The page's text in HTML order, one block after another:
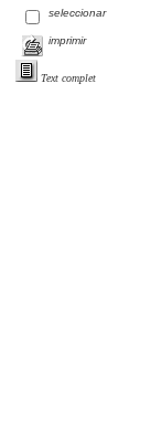
seleccionar
imprimir
Text complet